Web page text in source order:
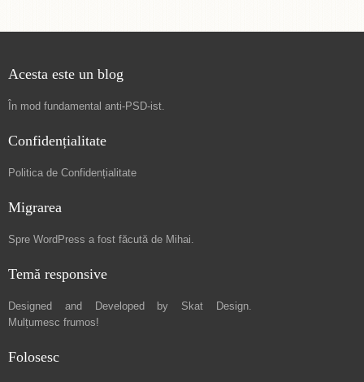
Acesta este un blog
În mod fundamental anti-PSD-ist.
Confidențialitate
Politica de Confidențialitate
Migrarea
Spre WordPress a fost făcută de Mihai.
Temă responsive
Designed and Developed by Skat Design.
Mulțumesc frumos!
Folosesc